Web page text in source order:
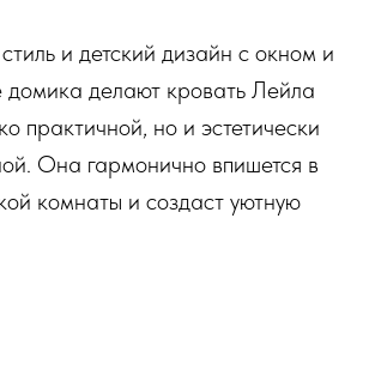
и детский дизайн с окном и
делают кровать Лейла
практичной, но и эстетически
Она гармонично впишется в
комнаты и создаст уютную